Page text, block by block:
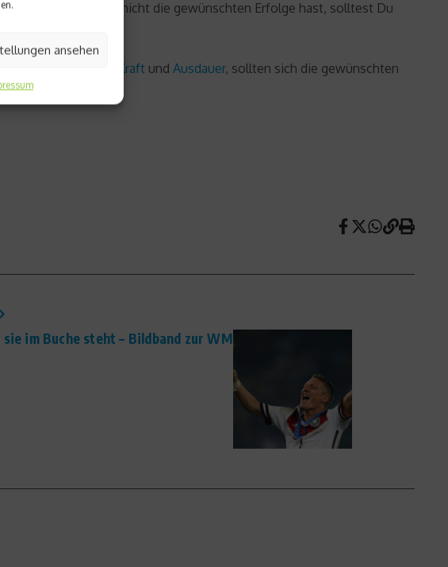
ansehen
Du am Anfang nicht die gewünschten Erfolge hast, solltest Du
Jojo-Effekt.
Tag abwechselnd Kraft und Ausdauer, sollten sich die gewünschten
im Buche steht – Bildband zur WM